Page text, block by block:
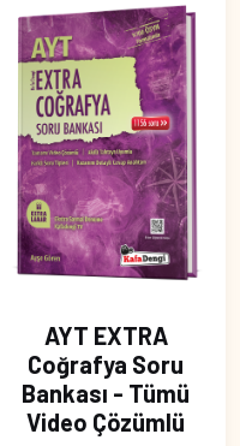
AYT EXTRA
Coğrafya Soru
Bankası - Tümü
Video Çözümlü